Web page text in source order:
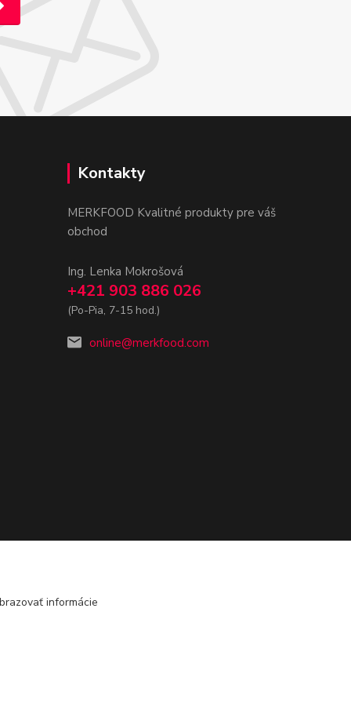
Kontakty
MERKFOOD Kvalitné produkty pre váš
obchod
Ing. Lenka Mokrošová
+421 903 886 026
(Po-Pia, 7-15 hod.)
online@merkfood.com
informácie